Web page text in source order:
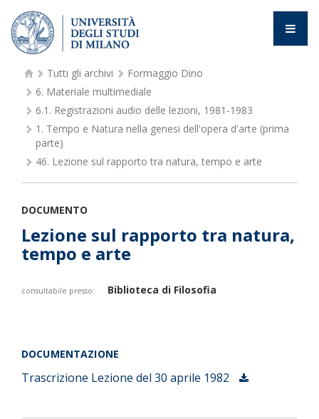
Tutti gli archivi
Formaggio Dino
6. Materiale multimediale
6.1. Registrazioni audio delle lezioni, 1981-1983
1. Tempo e Natura nella genesi dell'opera d'arte (prima
parte)
46. Lezione sul rapporto tra natura, tempo e arte
DOCUMENTO
Lezione sul rapporto tra natura,
tempo e arte
consultabile presso: Biblioteca di Filosofia
DOCUMENTAZIONE
Trascrizione Lezione del 30 aprile 1982